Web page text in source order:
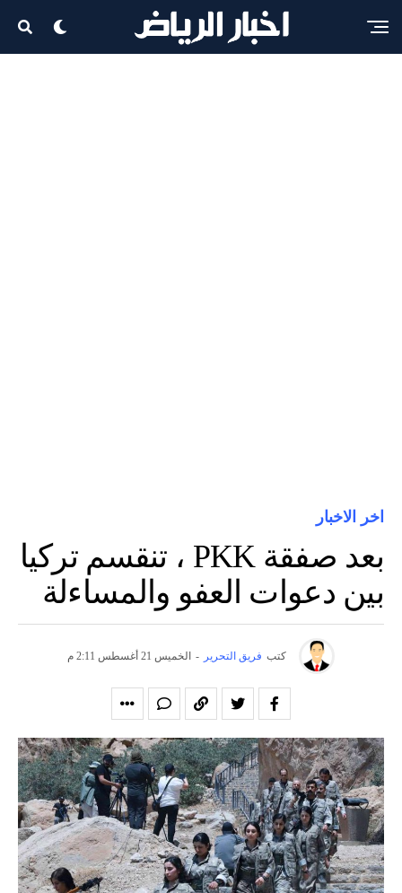
اخر الاخبار
بعد صفقة PKK ، تنقسم تركيا
بين دعوات العفو والمساءلة
كتب فريق التحرير - الخميس 21 أغسطس 2:11 م